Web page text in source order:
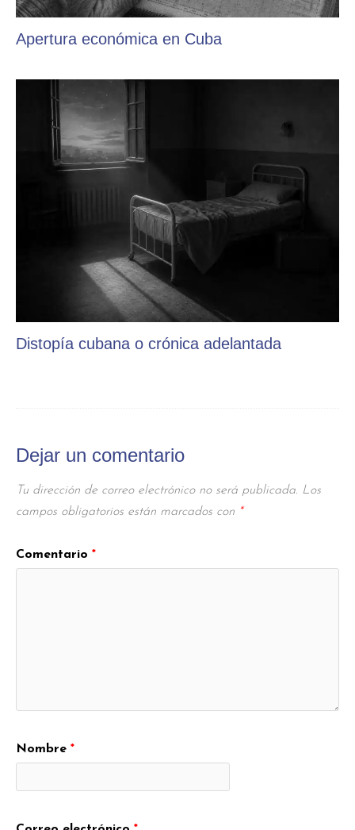
Apertura económica en Cuba
Distopía cubana o crónica adelantada
Dejar un comentario
Tu dirección de correo electrónico no será publicada. Los
campos obligatorios están marcados con *
Comentario *
Nombre *